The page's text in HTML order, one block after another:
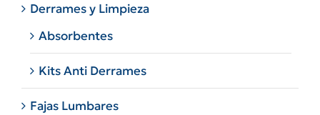
Derrames y Limpieza
Absorbentes
Kits Anti Derrames
Fajas Lumbares